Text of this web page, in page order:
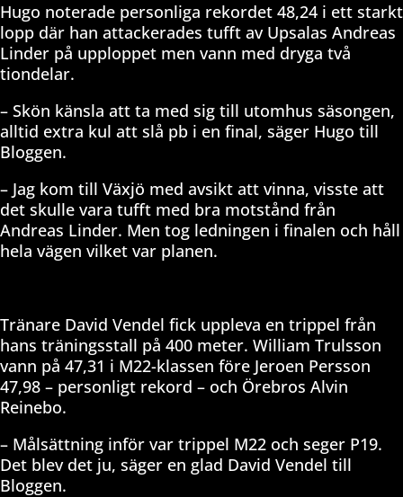
Hugo noterade personliga rekordet 48,24 i ett starkt
lopp där han attackerades tufft av Upsalas Andreas
Linder på upploppet men vann med dryga två
tiondelar.
– Skön känsla att ta med sig till utomhus säsongen,
alltid extra kul att slå pb i en final, säger Hugo till
Bloggen.
– Jag kom till Växjö med avsikt att vinna, visste att
det skulle vara tufft med bra motstånd från
Andreas Linder. Men tog ledningen i finalen och håll
hela vägen vilket var planen.
Tränare David Vendel fick uppleva en trippel från
hans träningsstall på 400 meter. William Trulsson
vann på 47,31 i M22-klassen före Jeroen Persson
47,98 – personligt rekord – och Örebros Alvin
Reinebo.
– Målsättning inför var trippel M22 och seger P19.
Det blev det ju, säger en glad David Vendel till
Bloggen.